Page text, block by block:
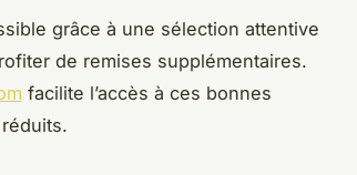
grâce à une sélection attentive
de remises supplémentaires.
facilite l’accès à ces bonnes